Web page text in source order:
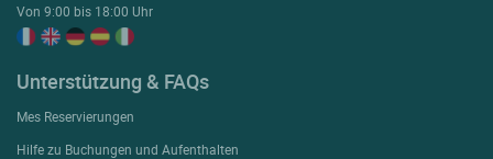
Von 9:00 bis 18:00 Uhr
Unterstützung & FAQs
Mes Reservierungen
Hilfe zu Buchungen und Aufenthalten